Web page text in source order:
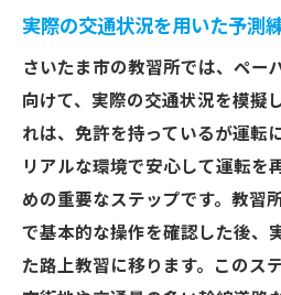
実際の交通状況を用いた予測
さいたま市の教習所では、ペー
向けて、実際の交通状況を模擬
れは、免許を持っているが運転
リアルな環境で安心して運転を
めの重要なステップです。教習
で基本的な操作を確認した後、
た路上教習に移ります。このス